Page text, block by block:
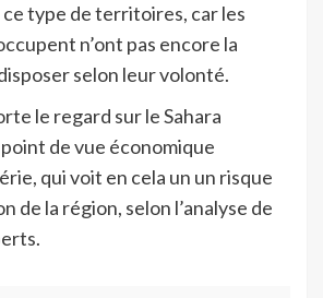
ce type de territoires, car les
n’ont pas encore la
selon leur volonté.
le regard sur le Sahara
de vue économique
qui voit en cela un un risque
de la région, selon l’analyse de